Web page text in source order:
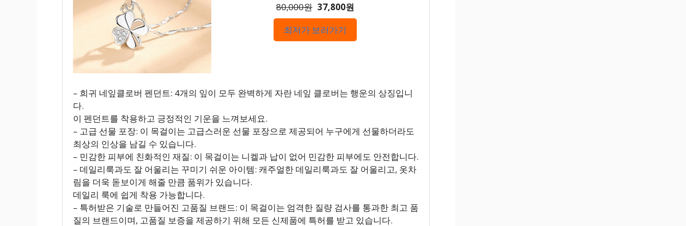
80,000원 37,800원
최저가 보러가기
– 희귀 네잎클로버 펜던트: 4개의 잎이 모두 완벽하게 자란 네잎 클로버는 행운의 상징입니
다.
이 펜던트를 착용하고 긍정적인 기운을 느껴보세요.
– 고급 선물 포장: 이 목걸이는 고급스러운 선물 포장으로 제공되어 누구에게 선물하더라도
최상의 인상을 남길 수 있습니다.
– 민감한 피부에 친화적인 재질: 이 목걸이는 니켈과 납이 없어 민감한 피부에도 안전합니다.
– 데일리룩과도 잘 어울리는 꾸미기 쉬운 아이템: 캐주얼한 데일리룩과도 잘 어울리고, 옷차
림을 더욱 돋보이게 해줄 만큼 품위가 있습니다.
데일리 룩에 쉽게 착용 가능합니다.
– 특허받은 기술로 만들어진 고품질 브랜드: 이 목걸이는 엄격한 질량 검사를 통과한 최고 품
질의 브랜드이며, 고품질 보증을 제공하기 위해 모든 신제품에 특허를 받고 있습니다.